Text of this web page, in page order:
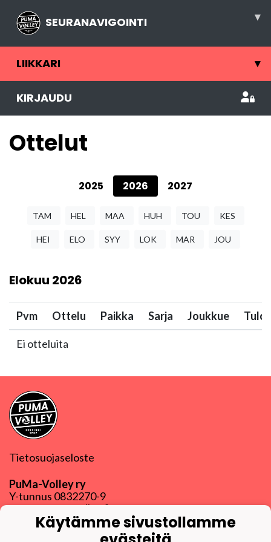
SEURANAVIGOINTI ▾
LIIKKARI ▾
KIRJAUDU
Ottelut
2025 2026 2027
TAM HEL MAA HUH TOU KES
HEI ELO SYY LOK MAR JOU
Elokuu 2026
Pvm Ottelu Paikka Sarja Joukkue Tulos
Ei otteluita
Tietosuojaseloste
PuMa-Volley ry
Y-tunnus 0832270-9
puma@puma-volley.fi
Linkki muihin yhteystietoihin
Käytämme sivustollamme